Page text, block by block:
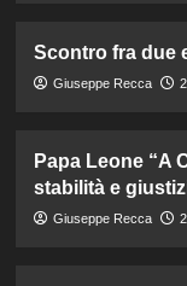
Scontro fra due
Giuseppe Recca
Papa Leone “A
stabilità e
Giuseppe Recca